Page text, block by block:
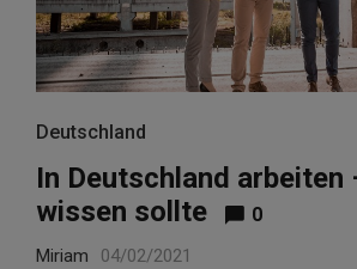
Deutschland
In Deutschland arbeiten
wissen sollte
0
Miriam 04/02/2021